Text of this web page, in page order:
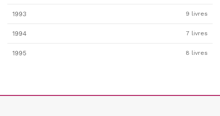
1993 9 livres
1994 7 livres
1995 8 livres